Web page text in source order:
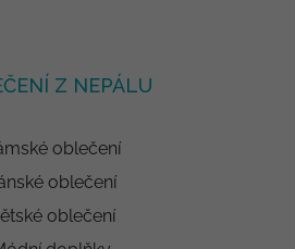
Z NEPÁLU
oblečení
oblečení
oblečení